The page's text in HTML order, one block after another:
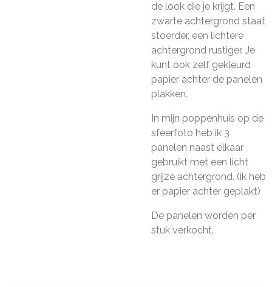
de look die je krijgt. Een
zwarte achtergrond staat
stoerder, een lichtere
achtergrond rustiger. Je
kunt ook zelf gekleurd
papier achter de panelen
plakken.
In mijn poppenhuis op de
sfeerfoto heb ik 3
panelen naast elkaar
gebruikt met een licht
grijze achtergrond. (ik heb
er papier achter geplakt)
De panelen worden per
stuk verkocht.